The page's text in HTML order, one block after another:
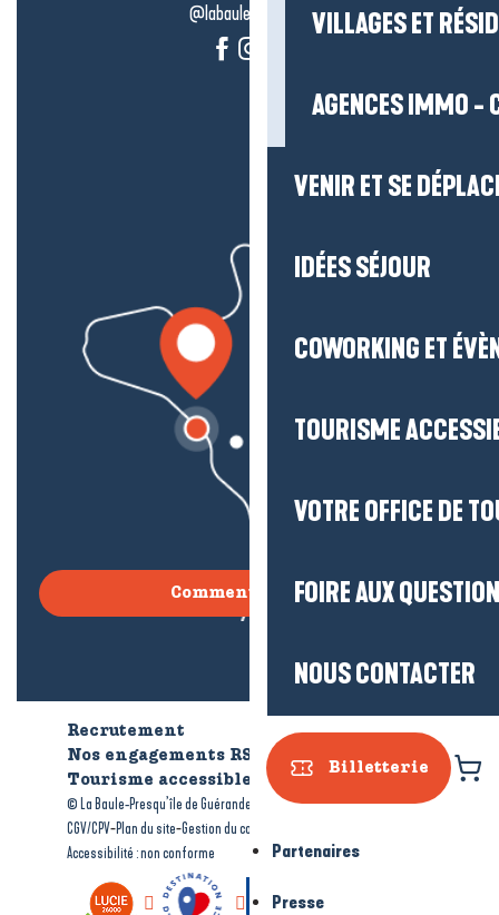
VILLAGES ET
AGENCES IMMO -
VENIR ET SE
IDÉES SÉJOUR
COWORKING ET
TOURISME
VOTRE OFFICE DE
FOIRE AUX
NOUS CONTACTER
Billetterie
Partenaires
Presse
@labauleguérande
Comment venir ?
Recrutement
Qui sommes-nous ?
Nos engagements RSE
Tourisme accessible
© La Baule-Presqu’île de Guérande tourisme-Mentions légales-
CGV/CPV-Plan du site-Gestion du consentement
Accessibilité : non conforme